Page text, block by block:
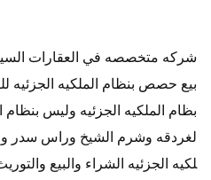
شركه متخصصه في العقارات
بظام الملكيه الجزئيه وليس بنظام
لغردقه وشرم الشيخ وراس سدر
لكيه الجزئيه الشراء والبيع